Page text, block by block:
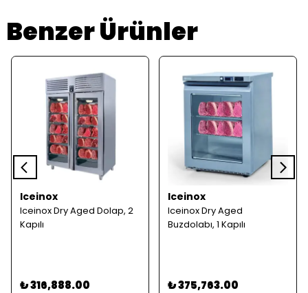
Benzer Ürünler
Iceinox
Iceinox Dry Aged Dolap, 2
Kapılı
₺ 316,888.00
Iceinox
Iceinox Dry Aged
Buzdolabı, 1 Kapılı
₺ 375,763.00